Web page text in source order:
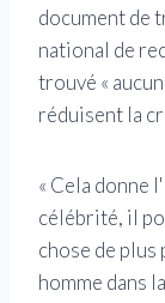
document de
national de
trouvé «
réduisent la
« Cela donne
célébrité, il
chose de plus
homme dans